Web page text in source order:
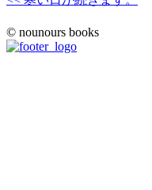
© nounours books